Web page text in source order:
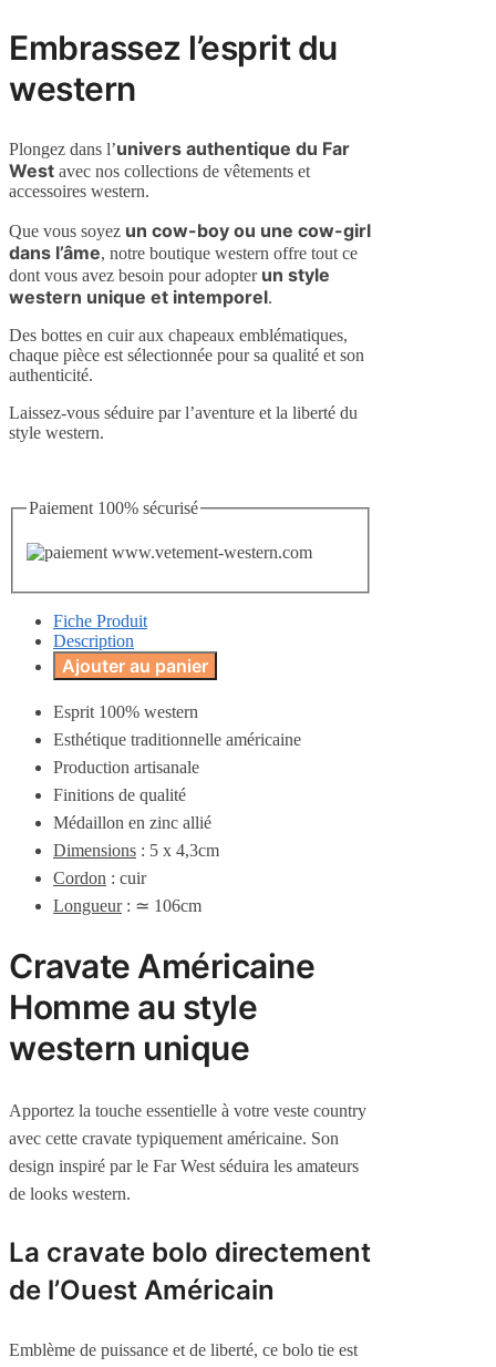
Embrassez l’esprit du
western
Plongez dans l’univers authentique du Far
West avec nos collections de vêtements et
accessoires western.
Que vous soyez un cow-boy ou une cow-girl
dans l’âme, notre boutique western offre tout ce
dont vous avez besoin pour adopter un style
western unique et intemporel.
Des bottes en cuir aux chapeaux emblématiques,
chaque pièce est sélectionnée pour sa qualité et son
authenticité.
Laissez-vous séduire par l’aventure et la liberté du
style western.
Paiement 100% sécurisé
Fiche Produit
Description
Ajouter au panier
Esprit 100% western
Esthétique traditionnelle américaine
Production artisanale
Finitions de qualité
Médaillon en zinc allié
Dimensions : 5 x 4,3cm
Cordon : cuir
Longueur: ≃ 106cm
Cravate Américaine
Homme au style
western unique
Apportez la touche essentielle à votre veste country
avec cette cravate typiquement américaine. Son
design inspiré par le Far West séduira les amateurs
de looks western.
La cravate bolo directement
de l’Ouest Américain
Emblème de puissance et de liberté, ce bolo tie est